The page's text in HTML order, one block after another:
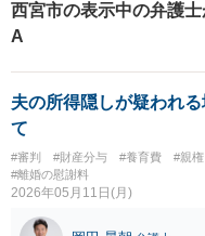
西宮市の表示中の弁護
A
夫の所得隠しが疑われ
て
#審判 #財産分与 #養育費 #親権
#離婚の慰謝料
2026年05月11日(月)